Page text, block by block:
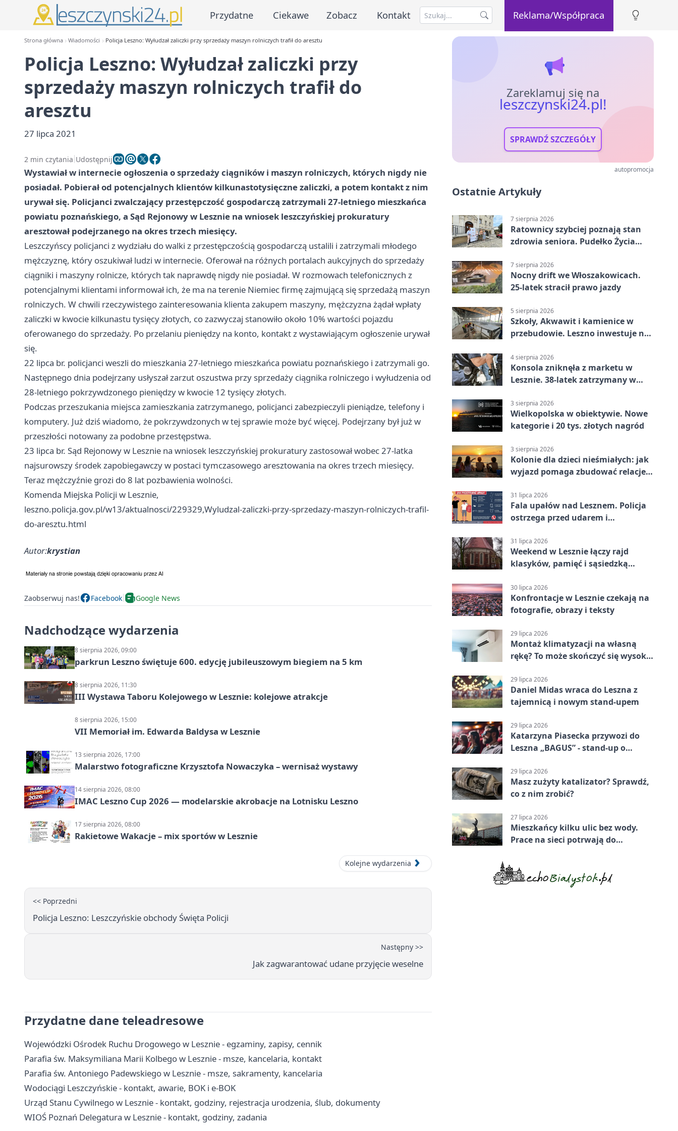
Przydatne Ciekawe Zobacz Kontakt Reklama/Współpraca
Strona główna Wiadomości Policja Leszno: Wyłudzał zaliczki przy sprzedaży maszyn rolniczych trafił do aresztu
Policja Leszno: Wyłudzał zaliczki przy
sprzedaży maszyn rolniczych trafił do
aresztu
27 lipca 2021
2 min czytania Udostępnij
Wystawiał w internecie ogłoszenia o sprzedaży ciągników i maszyn rolniczych, których nigdy nie
posiadał. Pobierał od potencjalnych klientów kilkunastotysięczne zaliczki, a potem kontakt z nim
urywał się. Policjanci zwalczający przestępczość gospodarczą zatrzymali 27-letniego mieszkańca
powiatu poznańskiego, a Sąd Rejonowy w Lesznie na wniosek leszczyńskiej prokuratury
aresztował podejrzanego na okres trzech miesięcy.
Leszczyńscy policjanci z wydziału do walki z przestępczością gospodarczą ustalili i zatrzymali młodego
mężczyznę, który oszukiwał ludzi w internecie. Oferował na różnych portalach aukcyjnych do sprzedaży
ciągniki i maszyny rolnicze, których tak naprawdę nigdy nie posiadał. W rozmowach telefonicznych z
potencjalnymi klientami informował ich, że ma na terenie Niemiec firmę zajmującą się sprzedażą maszyn
rolniczych. W chwili rzeczywistego zainteresowania klienta zakupem maszyny, mężczyzna żądał wpłaty
zaliczki w kwocie kilkunastu tysięcy złotych, co zazwyczaj stanowiło około 10% wartości pojazdu
oferowanego do sprzedaży. Po przelaniu pieniędzy na konto, kontakt z wystawiającym ogłoszenie urywał
się.
22 lipca br. policjanci weszli do mieszkania 27-letniego mieszkańca powiatu poznańskiego i zatrzymali go.
Następnego dnia podejrzany usłyszał zarzut oszustwa przy sprzedaży ciągnika rolniczego i wyłudzenia od
28-letniego pokrzywdzonego pieniędzy w kwocie 12 tysięcy złotych.
Podczas przeszukania miejsca zamieszkania zatrzymanego, policjanci zabezpieczyli pieniądze, telefony i
komputery. Już dziś wiadomo, że pokrzywdzonych w tej sprawie może być więcej. Podejrzany był już w
przeszłości notowany za podobne przestępstwa.
23 lipca br. Sąd Rejonowy w Lesznie na wniosek leszczyńskiej prokuratury zastosował wobec 27-latka
najsurowszy środek zapobiegawczy w postaci tymczasowego aresztowania na okres trzech miesięcy.
Teraz mężczyźnie grozi do 8 lat pozbawienia wolności.
Komenda Miejska Policji w Lesznie,
leszno.policja.gov.pl/w13/aktualnosci/229329,Wyludzal-zaliczki-przy-sprzedazy-maszyn-rolniczych-trafil-
do-aresztu.html
Autor:krystian
Zaobserwuj nas! Facebook Google News
Nadchodzące wydarzenia
8 sierpnia 2026, 09:00
parkrun Leszno świętuje 600. edycję jubileuszowym biegiem na 5 km
8 sierpnia 2026, 11:30
III Wystawa Taboru Kolejowego w Lesznie: kolejowe atrakcje
8 sierpnia 2026, 15:00
VII Memoriał im. Edwarda Baldysa w Lesznie
13 sierpnia 2026, 17:00
Malarstwo fotograficzne Krzysztofa Nowaczyka – wernisaż wystawy
14 sierpnia 2026, 08:00
IMAC Leszno Cup 2026 — modelarskie akrobacje na Lotnisku Leszno
17 sierpnia 2026, 08:00
Rakietowe Wakacje – mix sportów w Lesznie
Kolejne wydarzenia
<< Poprzedni
Policja Leszno: Leszczyńskie obchody Święta Policji
Następny >>
Jak zagwarantować udane przyjęcie weselne
Przydatne dane teleadresowe
Wojewódzki Ośrodek Ruchu Drogowego w Lesznie - egzaminy, zapisy, cennik
Parafia św. Maksymiliana Marii Kolbego w Lesznie - msze, kancelaria, kontakt
Parafia św. Antoniego Padewskiego w Lesznie - msze, sakramenty, kancelaria
Wodociągi Leszczyńskie - kontakt, awarie, BOK i e-BOK
Urząd Stanu Cywilnego w Lesznie - kontakt, godziny, rejestracja urodzenia, ślub, dokumenty
WIOŚ Poznań Delegatura w Lesznie - kontakt, godziny, zadania
Zareklamuj się na
leszczynski24.pl!
SPRAWDŹ SZCZEGÓŁY
autopromocja
Ostatnie Artykuły
7 sierpnia 2026
Ratownicy szybciej poznają stan
zdrowia seniora. Pudełko Życia
7 sierpnia 2026
Nocny drift we Włoszakowicach.
25-latek stracił prawo jazdy
5 sierpnia 2026
Szkoły, Akwawit i kamienice w
przebudowie. Leszno inwestuje na
4 sierpnia 2026
Konsola zniknęła z marketu w
Lesznie. 38-latek zatrzymany w
3 sierpnia 2026
Wielkopolska w obiektywie. Nowe
kategorie i 20 tys. złotych nagród
3 sierpnia 2026
Kolonie dla dzieci nieśmiałych: jak
wyjazd pomaga zbudować relacje z
31 lipca 2026
Fala upałów nad Lesznem. Policja
ostrzega przed udarem i
31 lipca 2026
Weekend w Lesznie łączy rajd
klasyków, pamięć i sąsiedzką
30 lipca 2026
Konfrontacje w Lesznie czekają na
fotografie, obrazy i teksty
29 lipca 2026
Montaż klimatyzacji na własną
rękę? To może skończyć się wysoką
29 lipca 2026
Daniel Midas wraca do Leszna z
tajemnicą i nowym stand-upem
29 lipca 2026
Katarzyna Piasecka przywozi do
Leszna „BAGUS” - stand-up o
29 lipca 2026
Masz zużyty katalizator? Sprawdź,
co z nim zrobić?
27 lipca 2026
Mieszkańcy kilku ulic bez wody.
Prace na sieci potrwają do